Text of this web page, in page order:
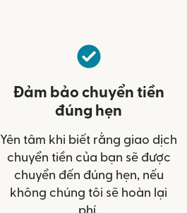
Đảm bảo chuyển tiền
đúng hẹn
Yên tâm khi biết rằng giao dịch
chuyển tiền của bạn sẽ được
chuyển đến đúng hẹn, nếu
không chúng tôi sẽ hoàn lại
phí.